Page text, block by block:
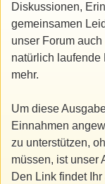
Diskussionen,
gemeinsamen
unser Forum
natürlich laufende
mehr.
Um diese
Einnahmen
zu unterstützen,
müssen, ist unser
Den Link findet